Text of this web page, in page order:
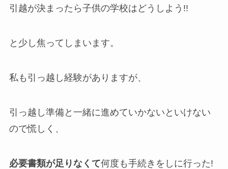
引越が決まったら子供の学校はどうしよう!!
と少し焦ってしまいます。
私も引っ越し経験がありますが、
引っ越し準備と一緒に進めていかないといけない
ので慌しく、
必要書類が足りなくて何度も手続きをしに行った!